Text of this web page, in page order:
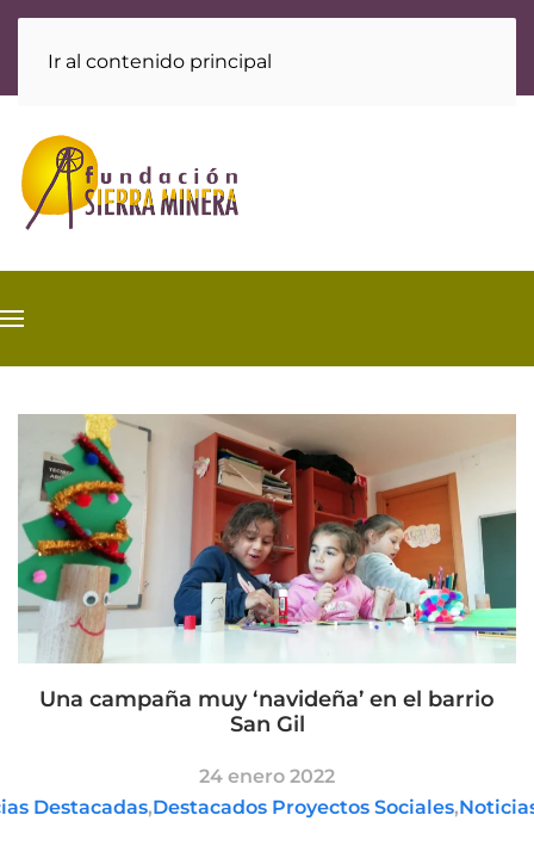
Ir al contenido principal
Una campaña muy ‘navideña’ en el barrio
San Gil
24 enero 2022
Destacadas,Destacados Proyectos Sociales,